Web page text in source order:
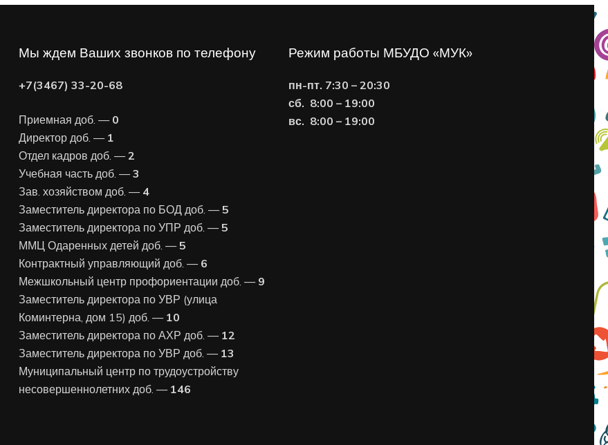
Мы ждем Ваших звонков по телефону
+7(3467) 33-20-68
Приемная доб. — 0
Директор доб. — 1
Отдел кадров доб. —2
Учебная часть доб. —3
Зав. хозяйством доб. — 4
Заместитель директора по БОД доб. —5
Заместитель директора по УПР доб. —5
ММЦ Одаренных детей доб. —5
Контрактный управляющий доб. — 6
Межшкольный центр профориентации доб. — 9
Заместитель директора по УВР (улица
Коминтерна, дом 15) доб. — 10
Заместитель директора по АХР доб. — 12
Заместитель директора по УВР доб. — 13
Муниципальный центр по трудоустройству
несовершеннолетних доб. — 146
Режим работы МБУДО «МУК»
пн-пт. 7:30 – 20:30
сб. 8:00 – 19:00
вс. 8:00 – 19:00